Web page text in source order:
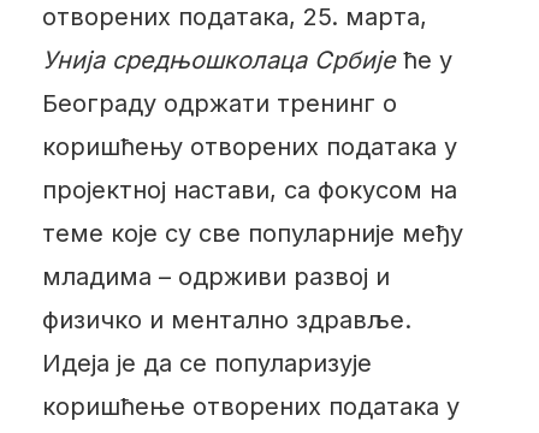
отворених података, 25. марта,
Унија средњошколаца Србијеће у
Београду одржати тренинг о
коришћењу отворених података у
пројектној настави, са фокусом на
теме које су све популарније међу
младима – одрживи развој и
физичко и ментално здравље.
Идеја је да се популаризује
коришћење отворених података у